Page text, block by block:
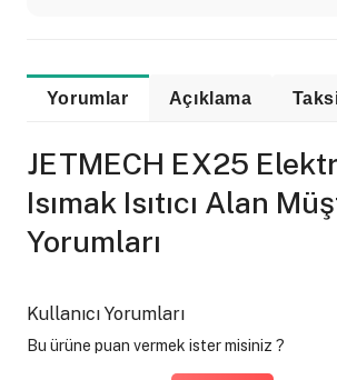
Yorumlar Açıklama
JETMECH EX25
Isımak Isıtıcı Alan
Yorumları
Kullanıcı Yorumları
Bu ürüne puan vermek ister misiniz ?